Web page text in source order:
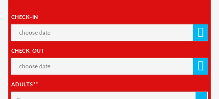
CHECK-IN
CHECK-OUT
ADULTS**